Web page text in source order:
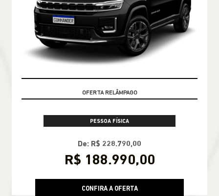
CONDIÇÃO IMPERDÍVEL
PESSOA FÍSICA
De: R$ 228.790,00
R$ 188.990,00
CONFIRA A OFERTA